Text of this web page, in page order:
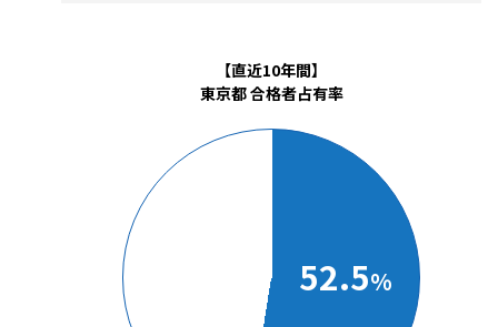
【直近10年間】
東京都 合格者占有率
52.5%